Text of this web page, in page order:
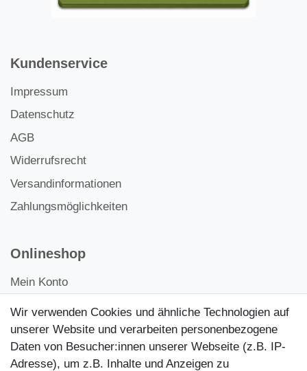
Kundenservice
Impressum
Datenschutz
AGB
Widerrufsrecht
Versandinformationen
Zahlungsmöglichkeiten
Onlineshop
Mein Konto
Kontakt
Kundenretouren
Reparaturservice
Wir verwenden Cookies und ähnliche Technologien auf
unserer Website und verarbeiten personenbezogene
Daten von Besucher:innen unserer Webseite (z.B. IP-
Adresse), um z.B. Inhalte und Anzeigen zu